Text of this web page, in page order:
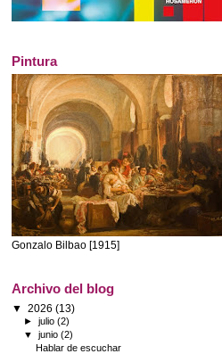
Pintura
Gonzalo Bilbao [1915]
Archivo del blog
▼ 2026 (13)
►julio(2)
▼junio(2)
Hablar de escuchar